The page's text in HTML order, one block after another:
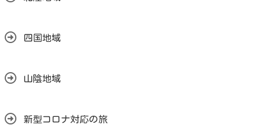
四国地域
山陰地域
新型コロナ対応の旅